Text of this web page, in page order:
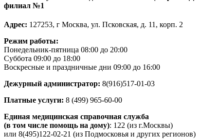
филиал №1
Адрес: 127253, г Москва, ул. Псковская, д. 11, корп. 2
Режим работы:
Понедельник-пятница 08:00 до 20:00
Суббота 09:00 до 18:00
Воскресные и праздничные дни 09:00 до 16:00
Дежурный администратор: 8(916)517-01-03
Платные услуги: 8 (499) 965-60-00
Единая медицинская справочная служба
(в том числе помощь на дому): 122 (из г.Москвы)
или 8(495)122-02-21 (из Подмосковья и других регионов)